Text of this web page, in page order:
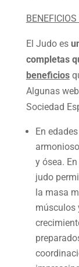
El Judo es
completas
beneficios
Algunas
Sociedad
En
y ósea.
judo
la masa
músculos